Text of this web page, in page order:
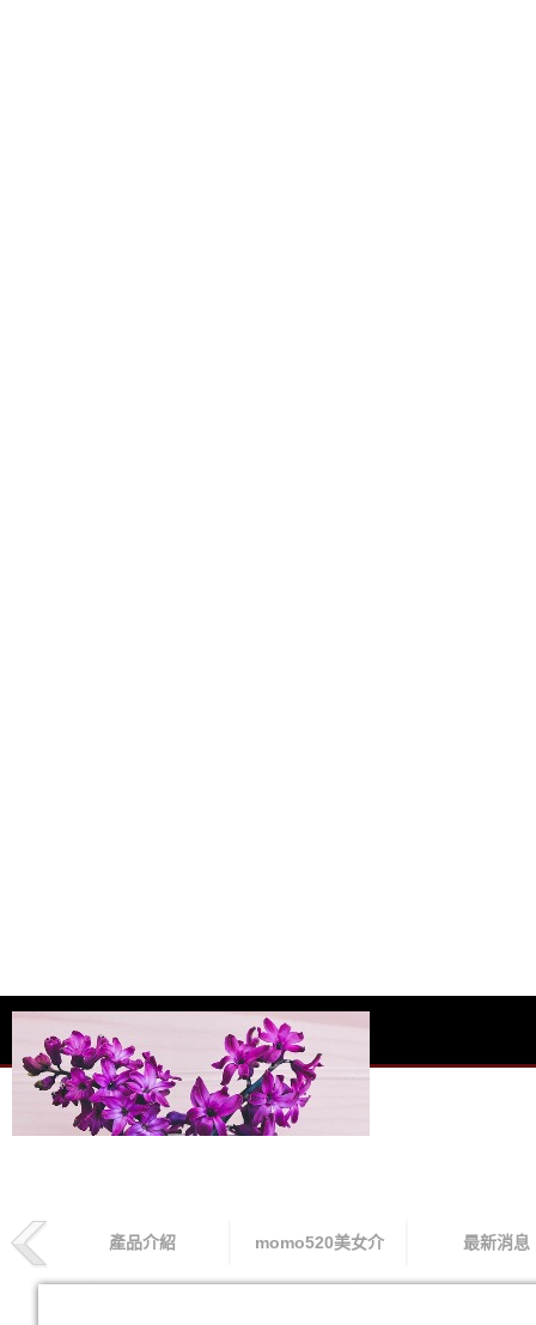
產品介紹 momo520美女介 最新消息
索取專線